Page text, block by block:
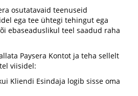
osutatavaid teenuseid
ega tee ühtegi tehingut ega
ebaseaduslikul teel saadud raha
Paysera Kontot ja teha sellelt
viisidel:
Kliendi Esindaja logib sisse oma